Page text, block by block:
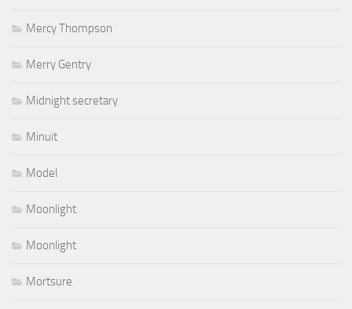
Mercy Thompson
Merry Gentry
Midnight secretary
Minuit
Model
Moonlight
Moonlight
Mortsure